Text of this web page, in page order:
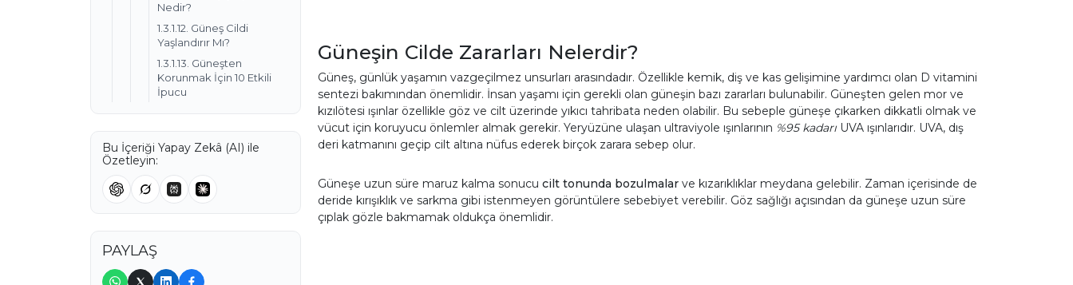
Nedir?
1.3.1.12. Güneş Cildi
Yaşlandırır Mı?
1.3.1.13. Güneşten
Korunmak İçin 10 Etkili
İpucu
Bu İçeriği Yapay Zekâ (AI) ile
Özetleyin:
PAYLAŞ
Güneşin Cilde Zararları Nelerdir?
Güneş, günlük yaşamın vazgeçilmez unsurları arasındadır. Özellikle kemik, diş ve kas gelişimine yardımcı olan D vitamini
sentezi bakımından önemlidir. İnsan yaşamı için gerekli olan güneşin bazı zararları bulunabilir. Güneşten gelen mor ve
kızılötesi ışınlar özellikle göz ve cilt üzerinde yıkıcı tahribata neden olabilir. Bu sebeple güneşe çıkarken dikkatli olmak ve
vücut için koruyucu önlemler almak gerekir. Yeryüzüne ulaşan ultraviyole ışınlarının %95 kadarıUVA ışınlarıdır. UVA, dış
deri katmanını geçip cilt altına nüfus ederek birçok zarara sebep olur.
Güneşe uzun süre maruz kalma sonucu cilt tonunda bozulmalarve kızarıklıklar meydana gelebilir. Zaman içerisinde de
deride kırışıklık ve sarkma gibi istenmeyen görüntülere sebebiyet verebilir. Göz sağlığı açısından da güneşe uzun süre
çıplak gözle bakmamak oldukça önemlidir.